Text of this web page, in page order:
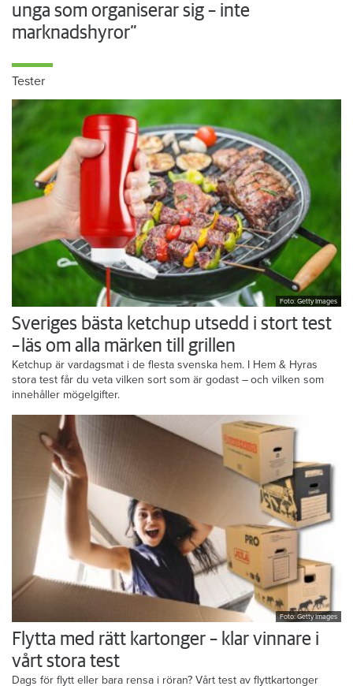
unga som organiserar sig – inte
marknadshyror”
Tester
Foto: Getty Images
Sveriges bästa ketchup utsedd i stort test
– läs om alla märken till grillen
Ketchup är vardagsmat i de flesta svenska hem. I Hem & Hyras
stora test får du veta vilken sort som är godast – och vilken som
innehåller mögelgifter.
Foto: Getty Images
Flytta med rätt kartonger – klar vinnare i
vårt stora test
Dags för flytt eller bara rensa i röran? Vårt test av flyttkartonger